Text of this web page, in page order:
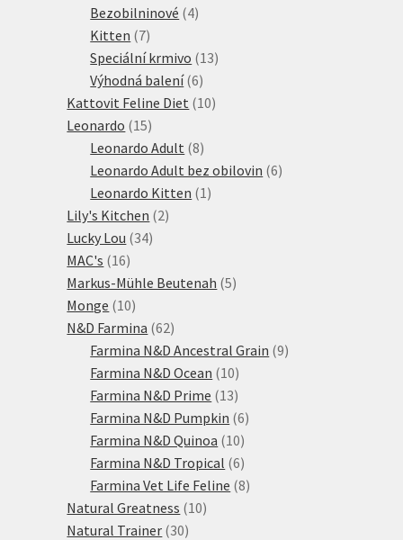
produktů
Bezobilninové 44
Kitten 77
produktů
Speciální krmivo 1313
Výhodná balení 66
produktů
Kattovit Feline Diet 1010
Leonardo 1515
produktů
Leonardo Adult 88
produktů
Leonardo Adult bez obilovin 66
Leonardo Kitten 1 1
Lily's Kitchen 22
Lucky Lou 3434
MAC's 1616
produktů
Markus-Mühle Beutenah 55
Monge 1010
produktů
N&D Farmina 6262
produktů
Farmina N&D Ancestral Grain 99
Farmina N&D Ocean 1010
produktů
Farmina N&D Prime 1313
produktů
Farmina N&D Pumpkin 66
Farmina N&D Quinoa 1010
produktů
Farmina N&D Tropical 66
produktů
Farmina Vet Life Feline 88
Natural Greatness 1010
Natural Trainer 3030